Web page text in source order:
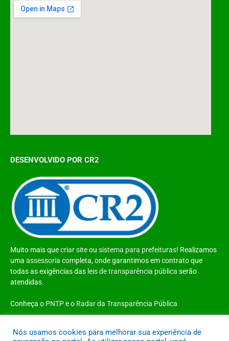
DESENVOLVIDO POR CR2
Muito mais quecriar siteou sistema para prefeituras! Realizamos
uma assessoria completa, onde garantimos em contrato que
todas as exigências das leis de transparência pública serão
atendidas.
Conheça o PNTPe o Radar da Transparência Pública
Nós usamos cookies para melhorar sua experiência de